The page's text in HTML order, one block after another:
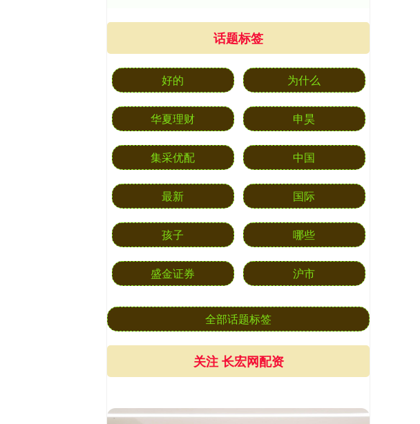
话题标签
好的 为什么
华夏理财 申昊
集采优配 中国
最新 国际
孩子 哪些
盛金证券 沪市
全部话题标签
关注 长宏网配资